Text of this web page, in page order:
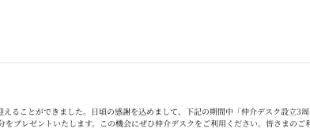
えることができました。日頃の感謝を込めまして、下記の期間中「仲介デスク設立3
をプレゼントいたします。この機会にぜひ仲介デスクをご利用ください。 皆さまのご